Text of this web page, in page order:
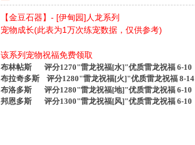
【金豆石器】- [伊甸园]人龙系列
宠物成长(此表为1万次练宠数据，仅供参考)
该系列宠物祝福免费领取
布林帖斯 评分1270"雷龙祝福[水]"优质雷龙祝福 6-10
布拉奇多斯 评分1280"雷龙祝福[火]"优质雷龙祝福 8-14
布洛多斯 评分1280"雷龙祝福[地]"优质雷龙祝福 6-10
邦恩多斯 评分1300"雷龙祝福[风]"优质雷龙祝福 6-10